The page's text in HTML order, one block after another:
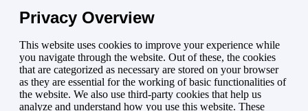
Privacy Overview
This website uses cookies to improve your experience while
you navigate through the website. Out of these, the cookies
that are categorized as necessary are stored on your browser
as they are essential for the working of basic functionalities of
the website. We also use third-party cookies that help us
analyze and understand how you use this website. These